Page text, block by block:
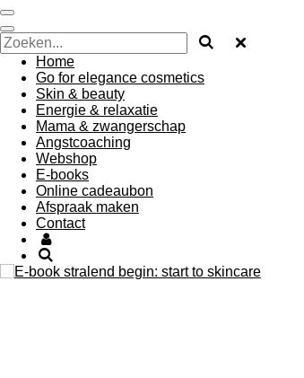
Ga
direct
naar
de
hoofdinhoud
Home
Go for elegance cosmetics
Skin & beauty
Energie & relaxatie
Mama & zwangerschap
Angstcoaching
Webshop
E-books
Online cadeaubon
Afspraak maken
Contact